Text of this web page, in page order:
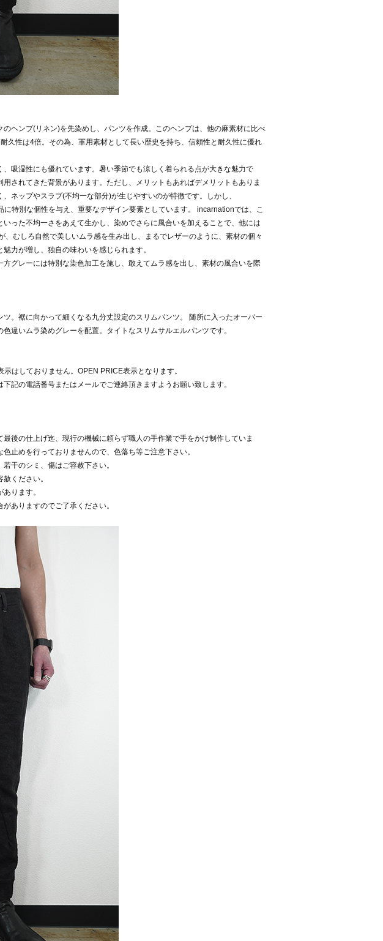
ヘンプ(リネン)を先染めし、パンツを作成。このヘンプは、他の麻素材に比べ
久性は4倍。その為、軍用素材として長い歴史を持ち、信頼性と耐久性に優れ
吸湿性にも優れています。暑い季節でも涼しく着られる点が大きな魅力で
されてきた背景があります。ただし、メリットもあればデメリットもありま
ネップやスラブ(不均一な部分)が生じやすいのが特徴です。しかし、
特別な個性を与え、重要なデザイン要素としています。 incarnationでは、こ
った不均一さをあえて生かし、染めでさらに風合いを加えることで、他には
むしろ自然で美しいムラ感を生み出し、まるでレザーのように、素材の個々
力が増し、独自の味わいを感じられます。
グレーには特別な染色加工を施し、敢えてムラ感を出し、素材の風合いを際
。裾に向かって細くなる九分丈設定のスリムパンツ。 随所に入ったオーバー
違いムラ染めグレーを配置。タイトなスリムサルエルパンツです。
はしておりません。OPEN PRICE表示となります。
記の電話番号またはメールでご連絡頂きますようお願い致します。
後の仕上げ迄、現行の機械に頼らず職人の手作業で手をかけ制作していま
止めを行っておりませんので、色落ち等ご注意下さい。
干のシミ、傷はご容赦下さい。
ください。
ります。
ありますのでご了承ください。